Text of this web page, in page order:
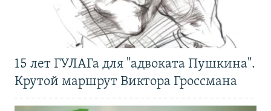
15 лет ГУЛАГа для "адвоката Пушкина".
Крутой маршрут Виктора Гроссмана